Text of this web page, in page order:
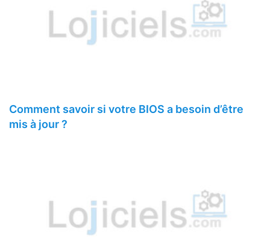
Comment savoir si votre BIOS a besoin d’être
mis à jour ?